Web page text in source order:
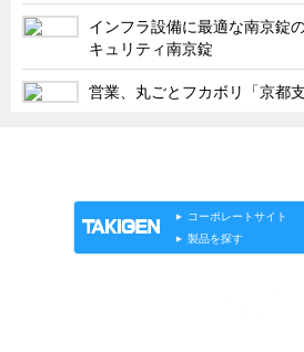
工場見学
海外出張
社外セミナー
展示トラック
インフラ設備に最適な南京錠
キュリティ南京錠
営業、丸ごとフカボリ「京都支
コーポレートサイト
製品を探す